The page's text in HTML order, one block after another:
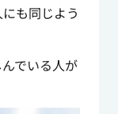
も同じよう
でいる人が